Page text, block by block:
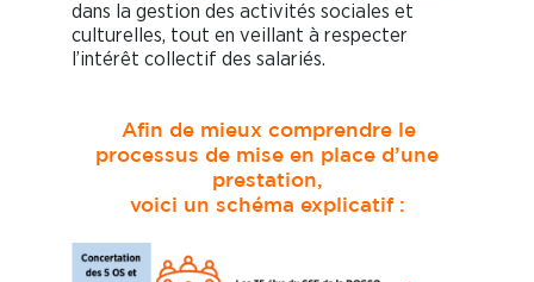
dans la gestion des activités sociales et
culturelles, tout en veillant à respecter
l’intérêt collectif des salariés.
Afin de mieux comprendre le
processus de mise en place d’une
prestation,
voici un schéma explicatif :